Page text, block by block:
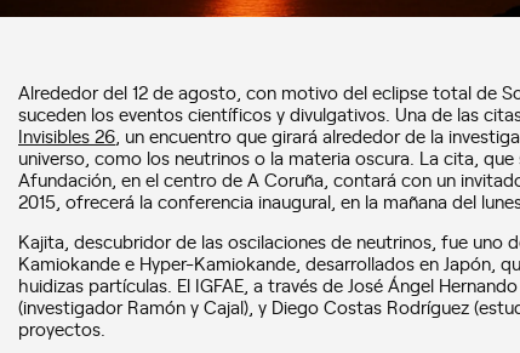
Alrededor del 12 de agosto, con motivo del eclipse total de
suceden los eventos científicos y divulgativos. Una de las
Invisibles 26 , un encuentro que girará alrededor de la
universo, como los neutrinos o la materia oscura. La cita,
Afundación, en el centro de A Coruña, contará con un
2015, ofrecerá la conferencia inaugural, en la mañana del lunes
Kajita, descubridor de las oscilaciones de neutrinos, fue uno
Kamiokande e Hyper-Kamiokande, desarrollados en Japón,
huidizas partículas. El IGFAE, a través de José Ángel
(investigador Ramón y Cajal), y Diego Costas Rodríguez
proyectos.